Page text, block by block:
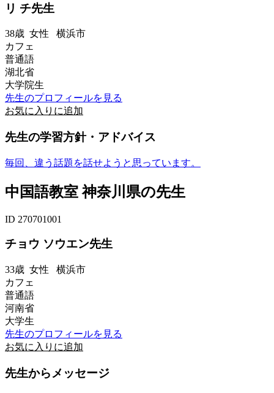
リ チ先生
38歳 女性 横浜市
カフェ
普通語
湖北省
大学院生
先生のプロフィールを見る
お気に入りに追加
先生の学習方針・アドバイス
毎回、違う話題を話せようと思っています。
中国語教室 神奈川県の先生
ID 270701001
チョウ ソウエン先生
33歳 女性 横浜市
カフェ
普通語
河南省
大学生
先生のプロフィールを見る
お気に入りに追加
先生からメッセージ